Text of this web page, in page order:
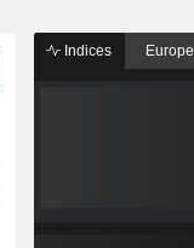
Indices Europe